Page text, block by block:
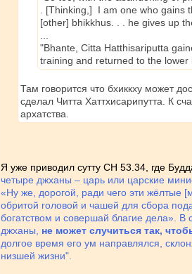
. [Thinking,] I am one who gains
[other] bhikkhus. . . he gives up
"Bhante, Citta Hatthisariputta
training and returned to the lower
Там говорится что бхиккху может
сделал Читта Хаттхисарипутта. К
архатства.
Я уже приводил сутту СН 53.34, где
четыре джханы – царь или царские
«Ну же, дорогой, ради чего эти жёлтые
обритой головой и чашей для сбора
богатством и совершай благие дела».
джханы, не может случиться так,
долгое время его ум направлялся,
низшей жизни".